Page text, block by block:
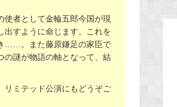
者として金輪五郎今国が現
出すように命じます。これを
……。また藤原鎌足の家臣で
の謎が物語の軸となって、結
リミテッド公演にもどうぞご